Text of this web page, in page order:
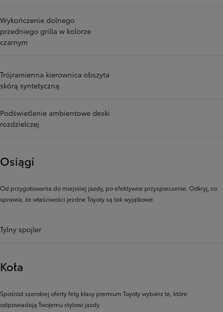
Wykończenie dolnego
przedniego grilla w kolorze
czarnym
Trójramienna kierownica obszyta
skórą syntetyczną
Podświetlenie ambientowe deski
rozdzielczej
Osiągi
Od przygotowania do miejskiej jazdy, po efektywne przyspieszenie. Odkryj, co
sprawia, że ​​właściwości jezdne Toyoty są tak wyjątkowe.
Tylny spojler
Koła
Spośród szerokiej oferty felg klasy premium Toyoty wybierz te, które
odpowiadają Twojemu stylowi jazdy